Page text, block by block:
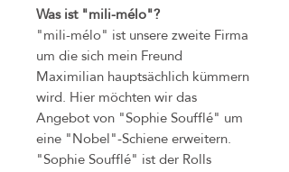
Was ist "mili-mélo"?
"mili-mélo" ist unsere zweite Firma
um die sich mein Freund
Maximilian hauptsächlich kümmern
wird. Hier möchten wir das
Angebot von "Sophie Soufflé" um
eine "Nobel"-Schiene erweitern.
"Sophie Soufflé" ist der Rolls